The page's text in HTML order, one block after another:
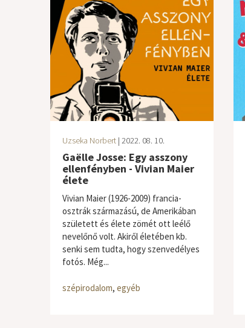
Uzseka Norbert| 2022. 08. 10.
Gaëlle Josse: Egy asszony
ellenfényben - Vivian Maier
élete
Vivian Maier (1926-2009) francia-
osztrák származású, de Amerikában
született és élete zömét ott leélő
nevelőnő volt. Akiről életében kb.
senki sem tudta, hogy szenvedélyes
fotós. Még...
szépirodalom, egyéb